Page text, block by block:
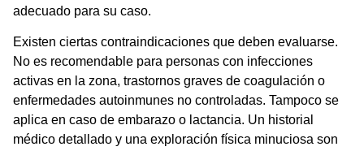
adecuado para su caso.
Existen ciertas contraindicaciones que deben evaluarse.
No es recomendable para personas con infecciones
activas en la zona, trastornos graves de coagulación o
enfermedades autoinmunes no controladas. Tampoco se
aplica en caso de embarazo o lactancia. Un historial
médico detallado y una exploración física minuciosa son